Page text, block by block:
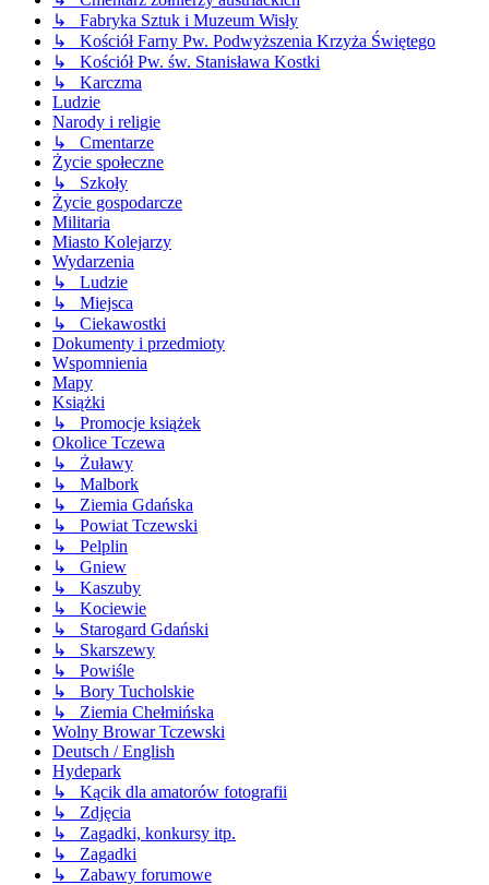
↳ Fabryka Sztuk i Muzeum Wisły
↳ Kościół Farny Pw. Podwyższenia Krzyża Świętego
↳ Kościół Pw. św. Stanisława Kostki
↳ Karczma
Ludzie
Narody i religie
↳ Cmentarze
Życie społeczne
↳ Szkoły
Życie gospodarcze
Militaria
Miasto Kolejarzy
Wydarzenia
↳ Ludzie
↳ Miejsca
↳ Ciekawostki
Dokumenty i przedmioty
Wspomnienia
Mapy
Książki
↳ Promocje książek
Okolice Tczewa
↳ Żuławy
↳ Malbork
↳ Ziemia Gdańska
↳ Powiat Tczewski
↳ Pelplin
↳ Gniew
↳ Kaszuby
↳ Kociewie
↳ Starogard Gdański
↳ Skarszewy
↳ Powiśle
↳ Bory Tucholskie
↳ Ziemia Chełmińska
Wolny Browar Tczewski
Deutsch / English
Hydepark
↳ Kącik dla amatorów fotografii
↳ Zdjęcia
↳ Zagadki, konkursy itp.
↳ Zagadki
↳ Zabawy forumowe